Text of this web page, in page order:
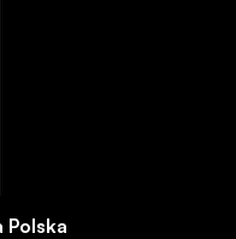
Polska